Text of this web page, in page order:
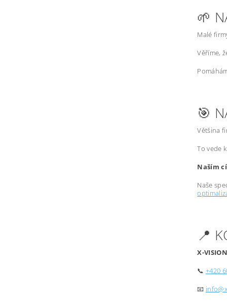
🌱
Malé
Věříme,
🎯
Většina
To vede
Naším
Naše
📍
X-
📞+420
📧